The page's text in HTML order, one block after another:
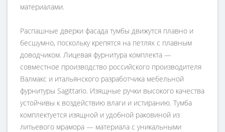
материалами.
Распашные дверки фасада тумбы движутся плавно и
бесшумно, поскольку крепятся на петлях с плавным
доводчиком. Лицевая фурнитура комплекта —
совместное производство российского производителя
Валмакс и итальянского разработчика мебельной
фурнитуры Sagittario. Изящные ручки высокого качества
устойчивы к воздействию влаги и истиранию. Тумба
комплектуется изящной и удобной раковиной из
литьевого мрамора — материала с уникальными